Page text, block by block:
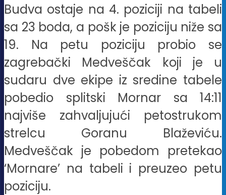
Budva ostaje na 4. poziciji na tabeli
sa 23 boda, a pošk je poziciju niže sa
19. Na petu poziciju probio se
zagrebački Medveščak koji je u
sudaru dve ekipe iz sredine tabele
pobedio splitski Mornar sa 14:11
najviše zahvaljujući petostrukom
strelcu Goranu Blaževiću.
Medveščak je pobedom pretekao
‘Mornare’ na tabeli i preuzeo petu
poziciju.